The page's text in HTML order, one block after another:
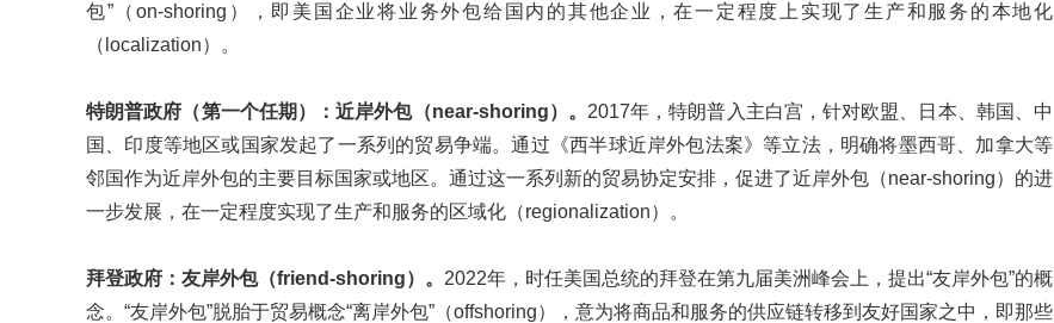
包”（on-shoring），即美国企业将业务外包给国内的其他企业，在一定程度上实现了生产和服务的本地化
（localization）。
特朗普政府（第一个任期）：近岸外包（near-shoring）。 2017年，特朗普入主白宫，针对欧盟、日本、韩国、中
国、印度等地区或国家发起了一系列的贸易争端。通过《西半球近岸外包法案》等立法，明确将墨西哥、加拿大等
邻国作为近岸外包的主要目标国家或地区。通过这一系列新的贸易协定安排，促进了近岸外包（near-shoring）的进
一步发展，在一定程度实现了生产和服务的区域化（regionalization）。
拜登政府：友岸外包（friend-shoring）。 2022年，时任美国总统的拜登在第九届美洲峰会上，提出“友岸外包”的概
念。“友岸外包”脱胎于贸易概念“离岸外包”（offshoring），意为将商品和服务的供应链转移到友好国家之中，即那些